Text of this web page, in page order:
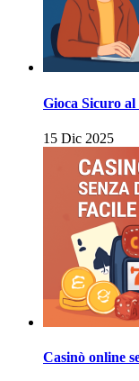
Gioca Sicuro
15 Dic 2025
Casinò online